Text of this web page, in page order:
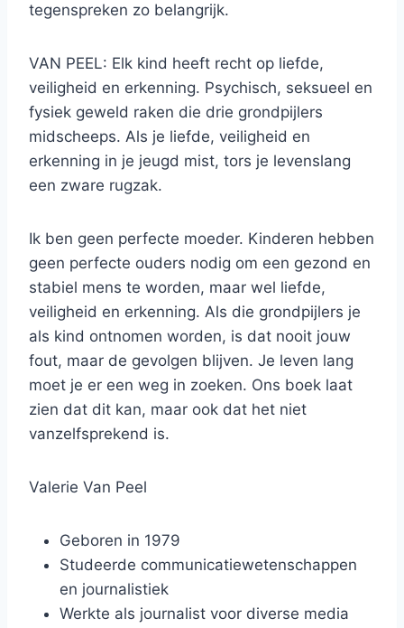
tegenspreken zo belangrijk.
VAN PEEL: Elk kind heeft recht op liefde,
veiligheid en erkenning. Psychisch, seksueel en
fysiek geweld raken die drie grondpijlers
midscheeps. Als je liefde, veiligheid en
erkenning in je jeugd mist, tors je levenslang
een zware rugzak.
Ik ben geen perfecte moeder. Kinderen hebben
geen perfecte ouders nodig om een gezond en
stabiel mens te worden, maar wel liefde,
veiligheid en erkenning. Als die grondpijlers je
als kind ontnomen worden, is dat nooit jouw
fout, maar de gevolgen blijven. Je leven lang
moet je er een weg in zoeken. Ons boek laat
zien dat dit kan, maar ook dat het niet
vanzelfsprekend is.
Valerie Van Peel
Geboren in 1979
Studeerde communicatiewetenschappen
en journalistiek
Werkte als journalist voor diverse media